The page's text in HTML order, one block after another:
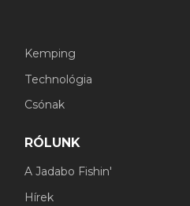
Kemping
Technológia
Csónak
RÓLUNK
A Jadabo Fishin'
Hírek